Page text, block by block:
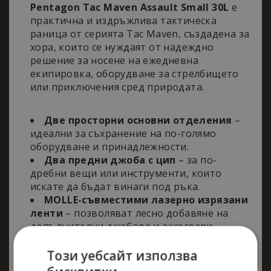
Pentagon Tac Maven Assault Small 30L е
практична и издръжлива тактическа
раница от серията Tac Maven, създадена за
хора, които се нуждаят от надеждно
решение за носене на ежедневна
екипировка, оборудване за стрелбището
или приключения сред природата.
Две просторни основни отделения –
идеални за съхранение на по-голямо
оборудване и принадлежности.
Два предни джоба с цип – за по-
дребни вещи или инструменти, които
искате да бъдат винаги под ръка.
MOLLE-съвместими лазерно изрязани
ленти – позволяват лесно добавяне на
допълнителни джобове и аксесоари.
Широки, ергономични презрамки
удобно носене дори при по-голямо
Този уебсайт използва